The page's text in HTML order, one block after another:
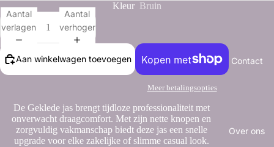
Contact
Over ons
Kleur Bruin
Aantal
verlagen
Aantal
verhogen
Aan winkelwagen toevoegen
Meer betalingsopties
De Geklede jas brengt tijdloze professionaliteit met
onverwacht draagcomfort. Met zijn nette knopen en
zorgvuldig vakmanschap biedt deze jas een snelle
upgrade voor elke zakelijke of slimme casual look.